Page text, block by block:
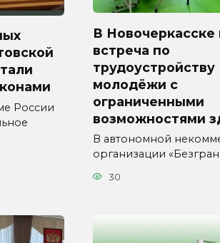
России
В
встреча по
трудоустройству
молодёжи с
ограниченными
возможностями
В автономной
организации
30